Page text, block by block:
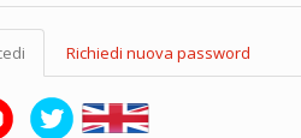
(scheda
attiva)
Richiedi nuova password